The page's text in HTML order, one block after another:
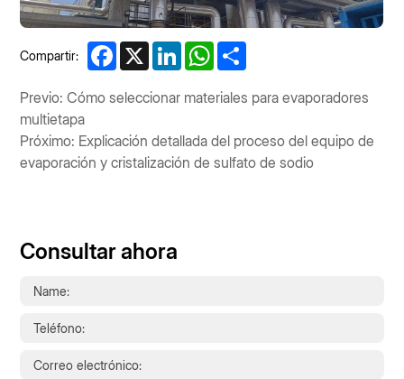
Compartir: Facebook
X LinkedInWhatsApp
Previo: Cómo seleccionar materiales para evaporadores
multietapa
Próximo: Explicación detallada del proceso del equipo de
evaporación y cristalización de sulfato de sodio
Consultar ahora